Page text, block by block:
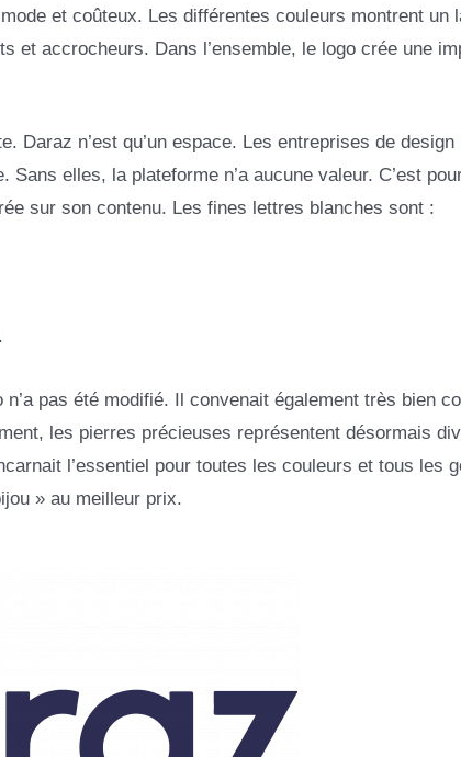
et coûteux. Les différentes couleurs montrent un
et accrocheurs. Dans l’ensemble, le logo crée une
Daraz n’est qu’un espace. Les entreprises de design
elles, la plateforme n’a aucune valeur. C’est
sur son contenu. Les fines lettres blanches sont :
pas été modifié. Il convenait également très bien
les pierres précieuses représentent désormais
l’essentiel pour toutes les couleurs et tous les
» au meilleur prix.